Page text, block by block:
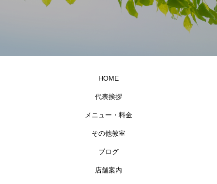
HOME
代表挨拶
メニュー・料金
その他教室
ブログ
店舗案内